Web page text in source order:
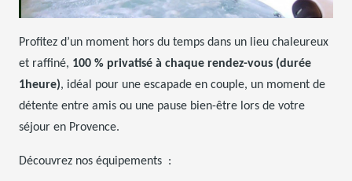
Profitez d’un moment hors du temps dans un lieu chaleureux
et raffiné, 100 % privatisé à chaque rendez-vous (durée
1heure), idéal pour une escapade en couple, un moment de
détente entre amis ou une pause bien-être lors de votre
séjour en Provence.
Découvrez nos équipements :